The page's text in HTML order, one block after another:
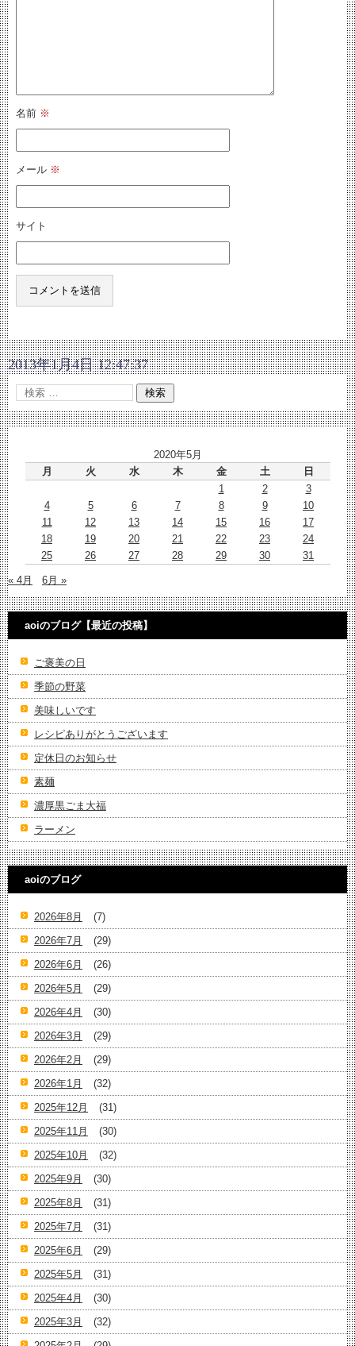
名前 ※
メール ※
サイト
2013年1月4日 12:47:37
2020年5月
月
火 水 木 金 土
日
1
2
3
4
5 6 7 8 9
10
11
12 13 14 15 16
17
18
19 20 21 22 23
24
25
26 27 28 29 30 31
« 4月 6月 »
aoiのブログ【最近の投稿】
ご褒美の日
季節の野菜
美味しいです
レシピありがとうございます
定休日のお知らせ
素麺
濃厚黒ごま大福
ラーメン
aoiのブログ
2026年8月
(7)
2026年7月
(29)
2026年6月
(26)
2026年5月
(29)
2026年4月
(30)
2026年3月
(29)
2026年2月
(29)
2026年1月
(32)
2025年12月
(31)
2025年11月
(30)
2025年10月
(32)
2025年9月
(30)
2025年8月
(31)
2025年7月
(31)
2025年6月
(29)
2025年5月
(31)
2025年4月
(30)
2025年3月
(32)